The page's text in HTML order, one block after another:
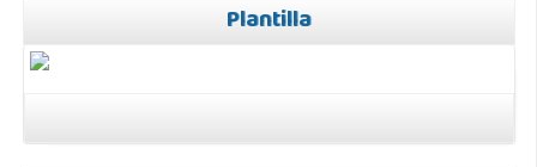
Plantilla